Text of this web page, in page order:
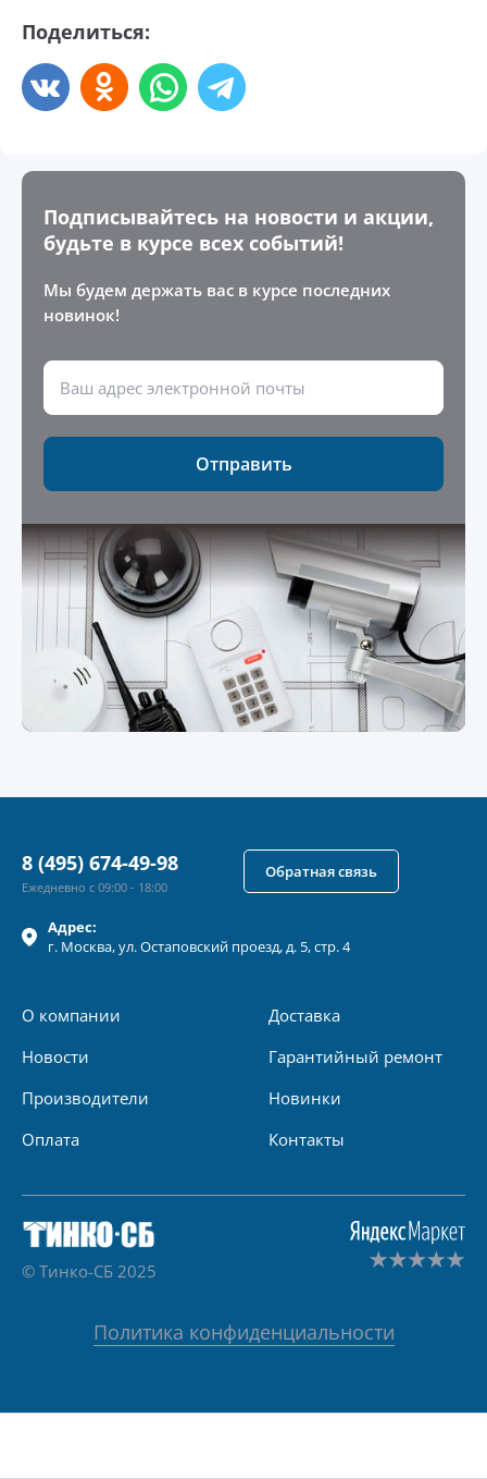
Поделиться:
Подписывайтесь на новости и акции,
будьте в курсе всех событий!
Мы будем держать вас в курсе последних
новинок!
Отправить
Адрес:
г. Москва, ул.Остаповский проезд, д. 5, стр. 4
О компании
Новости
Производители
Оплата
Доставка
Гарантийный ремонт
Новинки
Контакты
8 (495) 674-49-98
Ежедневно с 09:00 - 18:00
Обратная связь
© Тинко-СБ 2025
Политика конфиденциальности